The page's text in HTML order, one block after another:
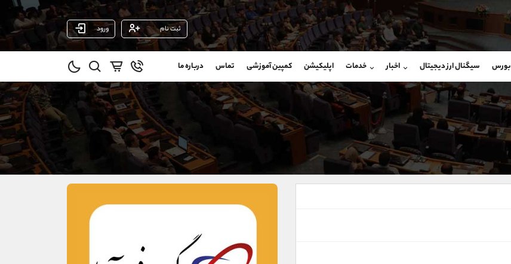
ثبت نام ورود
بورس سیگنال ارز دیجیتال اخبار خدمات اپلیکیشن کمپین آموزشی تماس درباره ما
شروع گفتگو
@Armteam_admin_104
104
شروع گفتگو
@Armteam_admin_33
داخلی 118
(ایمان پوراسماعیلی)
09927779040
واتساپ شروع گفتگو
تلگرام @Armteam_admin_por
021-22021030
90001030
@alireza.mehrabii
@alirezamehrabi_official